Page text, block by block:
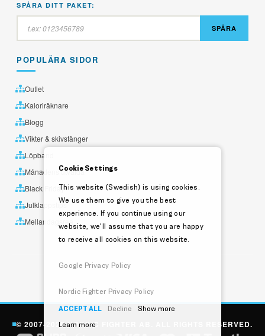
SPÅRA DITT PAKET:
SPÅRA
POPULÄRA SIDOR
Outlet
Kaloriräknare
Blogg
Vikter & skivstänger
Löpband
Månadens utvalda
Black Friday
Julklappstips
Mellandagsrea
© 2007-2026 NORDIC FIGHTER AB. ALL RIGHTS RESERVED.
Cookie Settings
This website (Swedish) is using cookies.
We use them to give you the best
experience. If you continue using our
website, we'll assume that you are happy
to receive all cookies on this website.
Google Privacy Policy
Nordic Fighter Privacy Policy
ACCEPT ALL
Decline
Show more
Learn more